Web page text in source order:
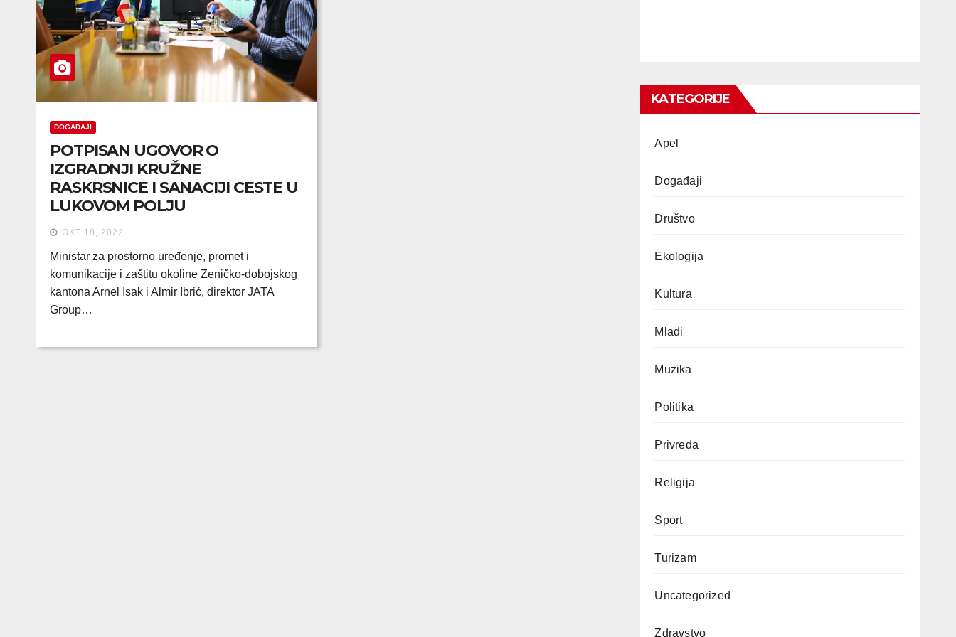
DOGAĐAJI
POTPISAN UGOVOR O
IZGRADNJI KRUŽNE
RASKRSNICE I SANACIJI CESTE U
LUKOVOM POLJU
OKT 18, 2022
Ministar za prostorno uređenje, promet i
komunikacije i zaštitu okoline Zeničko-dobojskog
kantona Arnel Isak i Almir Ibrić, direktor JATA
Group…
KATEGORIJE
Apel
Događaji
Društvo
Ekologija
Kultura
Mladi
Muzika
Politika
Privreda
Religija
Sport
Turizam
Uncategorized
Zdravstvo